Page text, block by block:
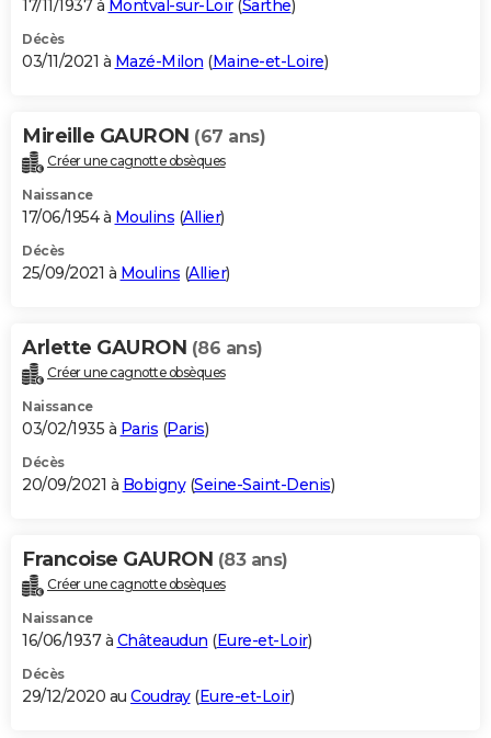
17/11/1937 à Montval-sur-Loir(Sarthe)
Décès
03/11/2021 à Mazé-Milon (Maine-et-Loire)
Mireille GAURON (67 ans)
Créer une cagnotte obsèques
Naissance
17/06/1954 à Moulins (Allier)
Décès
25/09/2021 à Moulins (Allier)
Arlette GAURON (86 ans)
Créer une cagnotte obsèques
Naissance
03/02/1935 à Paris (Paris)
Décès
20/09/2021 à Bobigny(Seine-Saint-Denis)
Francoise GAURON (83 ans)
Créer une cagnotte obsèques
Naissance
16/06/1937 à Châteaudun (Eure-et-Loir)
Décès
29/12/2020 au Coudray(Eure-et-Loir)